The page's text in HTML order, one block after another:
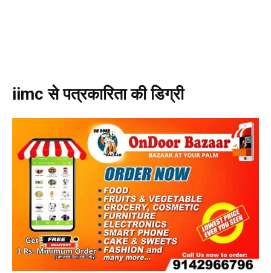
iimc से पत्रकारिता की डिग्री